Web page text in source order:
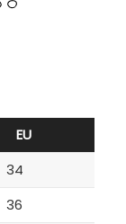
EU
34
36